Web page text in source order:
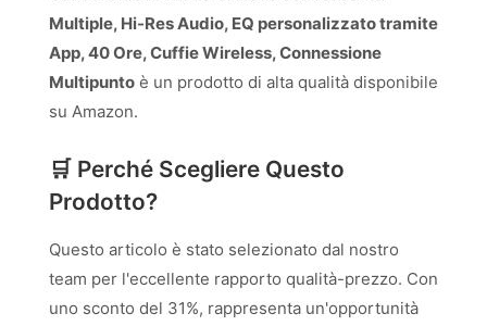
Multiple, Hi-Res Audio, EQ personalizzato tramite
App, 40 Ore, Cuffie Wireless, Connessione
Multipunto è un prodotto di alta qualità disponibile
su Amazon.
🛒 Perché Scegliere Questo
Prodotto?
Questo articolo è stato selezionato dal nostro
team per l'eccellente rapporto qualità-prezzo. Con
uno sconto del 31%, rappresenta un'opportunità